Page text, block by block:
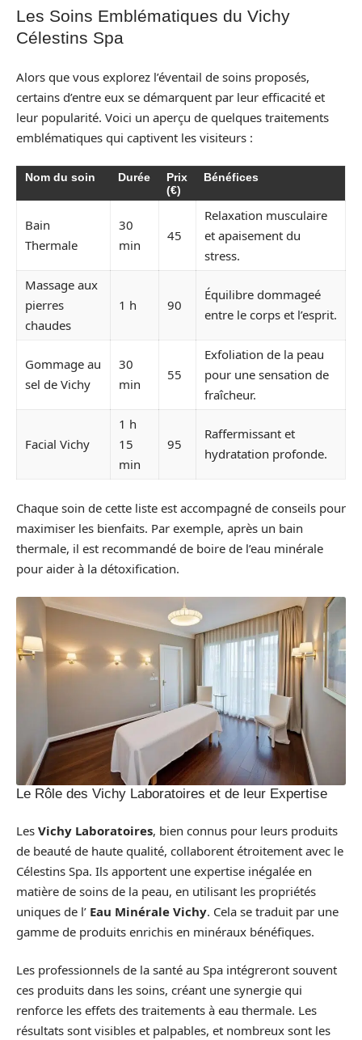
Les Soins Emblématiques du Vichy
Célestins Spa
Alors que vous explorez l’éventail de soins proposés,
certains d’entre eux se démarquent par leur efficacité et
leur popularité. Voici un aperçu de quelques traitements
emblématiques qui captivent les visiteurs :
Nom du soin Durée
Prix
(€)
Bénéfices
Bain
Thermale
30
min
45
Relaxation musculaire
et apaisement du
stress.
Massage aux
pierres
chaudes
1 h 90
Équilibre dommageé
entre le corps et l’esprit.
Gommage au
sel de Vichy
30
min
55
Exfoliation de la peau
pour une sensation de
fraîcheur.
Facial Vichy
1 h
15
min
95
Raffermissant et
hydratation profonde.
Chaque soin de cette liste est accompagné de conseils pour
maximiser les bienfaits. Par exemple, après un bain
thermale, il est recommandé de boire de l’eau minérale
pour aider à la détoxification.
Le Rôle des Vichy Laboratoires et de leur Expertise
Les Vichy Laboratoires, bien connus pour leurs produits
de beauté de haute qualité, collaborent étroitement avec le
Célestins Spa. Ils apportent une expertise inégalée en
matière de soins de la peau, en utilisant les propriétés
uniques de l’ Eau Minérale Vichy. Cela se traduit par une
gamme de produits enrichis en minéraux bénéfiques.
Les professionnels de la santé au Spa intégreront souvent
ces produits dans les soins, créant une synergie qui
renforce les effets des traitements à eau thermale. Les
résultats sont visibles et palpables, et nombreux sont les